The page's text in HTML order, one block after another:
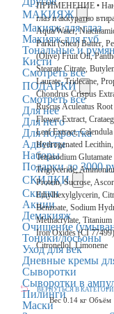
МАКИЯЖ
Макияж для глаз
Макияж для губ
Тональные и
Кисти
Смотреть все
ПОДАРКИ
Смотреть все
Для неё
Для него
Для подростка
Адвенты
Наборы
Подарки до 3000
СКИДКИ
Скидки
Акции
Демакияж
Очищение
Тоники/лосьоны
Уход для век
Дневные кремы
Сыворотки
Сыворотки в
Пилинги
Маски
ПРИМЕНЕНИЕ •
глаз и аккуратно
Aqua/Water,
Parkii (Shea) Butter,
(Olive) Fruit Oil,
Stearate Citrate,
Laurate, Tridecane,
Chondrus Crispus
Ruscus Aculeatus
Flower Extract,
Leaf Extract,
Hydrogenated
Tetrasodium
Triglyceride,
Protein, Sucrose,
Ethylhexylglycerin,
Benzoate, Sodium
Methacrylate,
Iron Oxides (CI
Citronellol, Limonene
ВЕРНУТЬСЯ В
Вес0.14 кг Объём